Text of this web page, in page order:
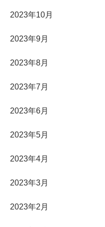
2023年10月
2023年9月
2023年8月
2023年7月
2023年6月
2023年5月
2023年4月
2023年3月
2023年2月